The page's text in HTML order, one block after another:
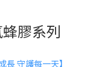
膠系列